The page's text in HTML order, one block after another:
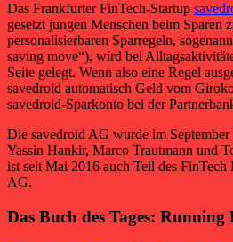
Das Frankfurter FinTech-Startup
gesetzt jungen Menschen beim Sparen
personalisierbaren Sparregeln,
saving move“), wird bei
Seite gelegt. Wenn also eine Regel
savedroid automatisch Geld vom
savedroid-Sparkonto bei der
Die savedroid AG wurde im
Yassin Hankir, Marco Trautmann und
ist seit Mai 2016 auch Teil des FinTech
AG.
Das Buch des Tages: Running